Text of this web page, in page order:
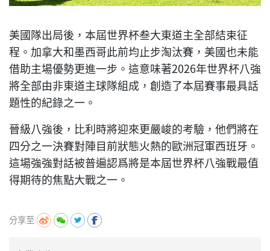
美國隊出局後，本屆世界杯叁大東道主全部結束征
程。加拿大和墨西哥此前均止步淘汰賽，美國也未能
借助主場優勢更進一步。這意味著2026年世界杯八強
將全部由非東道主球隊組成，創造了本屆賽事最具話
題性的紀錄之一。
晉級八強後，比利時將迎來更嚴峻的考驗，他們將在
四分之一決賽對陣目前狀態火熱的歐洲冠軍西班牙。
這場強強對話被普遍認爲將是本屆世界杯八強戰最值
得期待的焦點大戰之一。
分享至